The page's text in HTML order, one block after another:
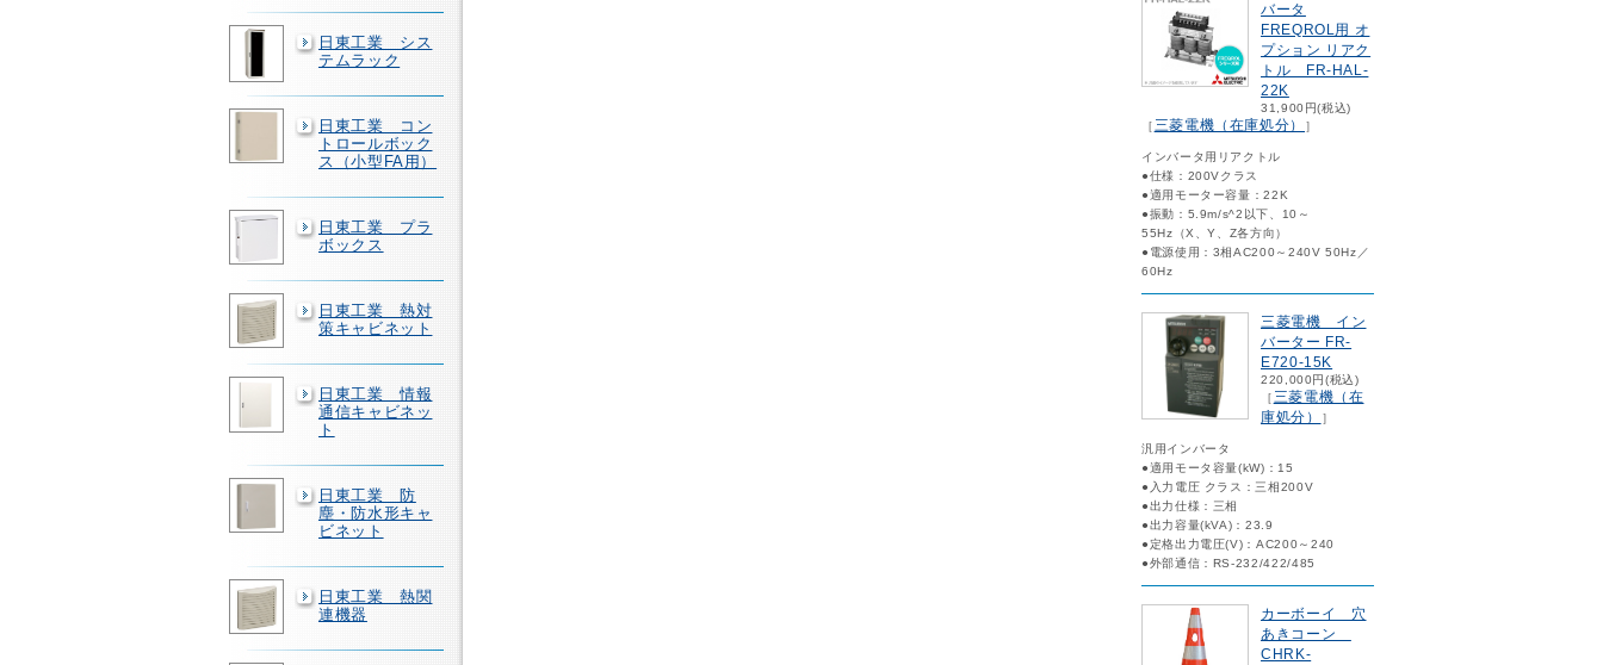
日東工業 シス
テムラック
日東工業 コン
トロールボック
ス（小型FA用）
日東工業 プラ
ボックス
日東工業 熱対
策キャビネット
日東工業 情報
通信キャビネッ
ト
日東工業 防
塵・防水形キャ
ビネット
日東工業 熱関
連機器
バータ
FREQROL用 オ
プション リアク
トル FR-HAL-
22K
31,900円(税込)
［三菱電機（在庫処分） ］
インバータ用リアクトル
●仕様：200Vクラス
●適用モーター容量：22K
●振動：5.9m/s^2以下、10～
55Hz（X、Y、Z各方向）
●電源使用：3相AC200～240V 50Hz／
60Hz
三菱電機 イン
バーター FR-
E720-15K
220,000円(税込)
［三菱電機（在
庫処分）
］
汎用インバータ
●適用モータ容量(kW)：15
●入力電圧 クラス：三相200V
●出力仕様：三相
●出力容量(kVA)：23.9
●定格出力電圧(V)：AC200～240
●外部通信：RS-232/422/485
カーボーイ 穴
あきコーン
CHRK-